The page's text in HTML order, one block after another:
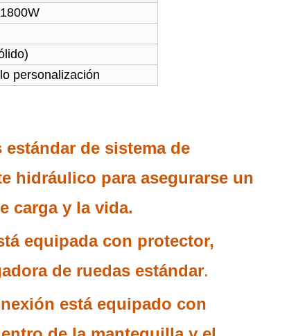
personalización
de sistema de
hidráulico para asegurarse un
carga y la vida.
equipada con protector,
de ruedas estándar.
está equipado con